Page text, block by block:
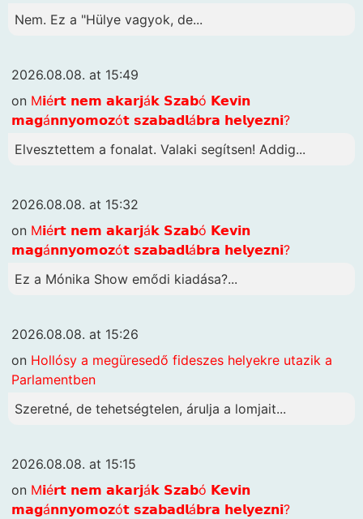
Nem. Ez a "Hülye vagyok, de...
2026.08.08. at 15:49
on M𝗶é𝗿𝘁 𝗻𝗲𝗺 𝗮𝗸𝗮𝗿𝗷á𝗸 𝗦𝘇𝗮𝗯ó 𝗞𝗲𝘃𝗶𝗻
𝗺𝗮𝗴á𝗻𝗻𝘆𝗼𝗺𝗼𝘇ó𝘁 𝘀𝘇𝗮𝗯𝗮𝗱𝗹á𝗯𝗿𝗮 𝗵𝗲𝗹𝘆𝗲𝘇𝗻𝗶?
Elvesztettem a fonalat. Valaki segítsen! Addig...
2026.08.08. at 15:32
on M𝗶é𝗿𝘁 𝗻𝗲𝗺 𝗮𝗸𝗮𝗿𝗷á𝗸 𝗦𝘇𝗮𝗯ó 𝗞𝗲𝘃𝗶𝗻
𝗺𝗮𝗴á𝗻𝗻𝘆𝗼𝗺𝗼𝘇ó𝘁 𝘀𝘇𝗮𝗯𝗮𝗱𝗹á𝗯𝗿𝗮 𝗵𝗲𝗹𝘆𝗲𝘇𝗻𝗶?
Ez a Mónika Show emődi kiadása?...
2026.08.08. at 15:26
on Hollósy a megüresedő fideszes helyekre utazik a
Parlamentben
Szeretné, de tehetségtelen, árulja a lomjait...
2026.08.08. at 15:15
on M𝗶é𝗿𝘁 𝗻𝗲𝗺 𝗮𝗸𝗮𝗿𝗷á𝗸 𝗦𝘇𝗮𝗯ó 𝗞𝗲𝘃𝗶𝗻
𝗺𝗮𝗴á𝗻𝗻𝘆𝗼𝗺𝗼𝘇ó𝘁 𝘀𝘇𝗮𝗯𝗮𝗱𝗹á𝗯𝗿𝗮 𝗵𝗲𝗹𝘆𝗲𝘇𝗻𝗶?